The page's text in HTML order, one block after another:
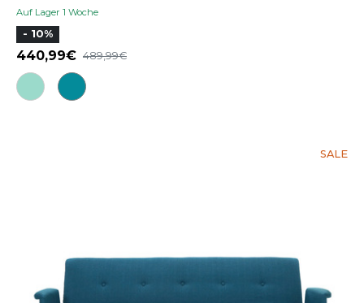
Auf Lager 1 Woche
- 10%
440,99 489,99
SALE